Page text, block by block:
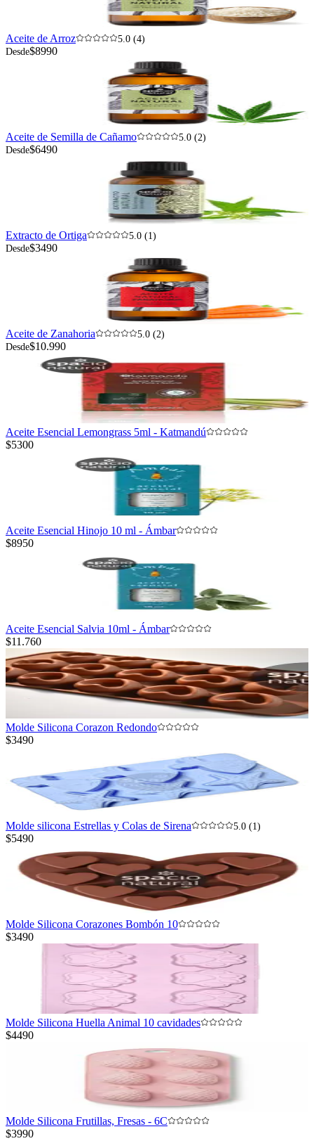
Aceite de Arroz
5.0 (4)
Desde$8990
Aceite de Semilla de Cañamo
5.0 (2)
Desde$6490
Extracto de Ortiga
5.0 (1)
Desde$3490
Aceite de Zanahoria
5.0 (2)
Desde$10.990
Aceite Esencial Lemongrass 5ml - Katmandú
$5300
Aceite Esencial Hinojo 10 ml - Ámbar
$8950
Aceite Esencial Salvia 10ml - Ámbar
$11.760
Molde Silicona Corazon Redondo
$3490
Molde silicona Estrellas y Colas de Sirena 5.0 (1)
$5490
Molde Silicona Corazones Bombón 10
$3490
Molde Silicona Huella Animal 10 cavidades
$4490
Molde Silicona Frutillas, Fresas - 6C
$3990